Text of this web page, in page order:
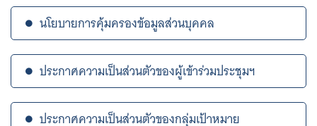
นโยบายการคุ้มครองข้อมูลส่วนบุคคล
ประกาศความเป็นส่วนตัวของผู้เข้าร่วมประชุมฯ
ประกาศความเป็นส่วนตัวของกลุ่มเป้าหมาย